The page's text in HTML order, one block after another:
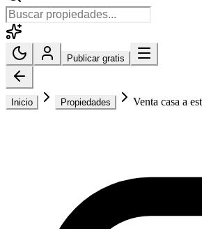
Publicar gratis
Inicio Propiedades Venta casa a